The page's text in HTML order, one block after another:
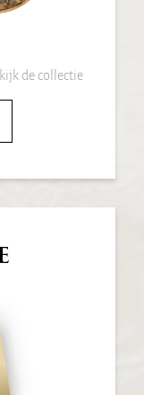
de collectie